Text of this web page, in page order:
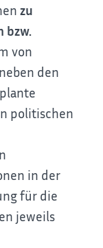
zu
bzw.
von
den
politischen
in der
für die
jeweils